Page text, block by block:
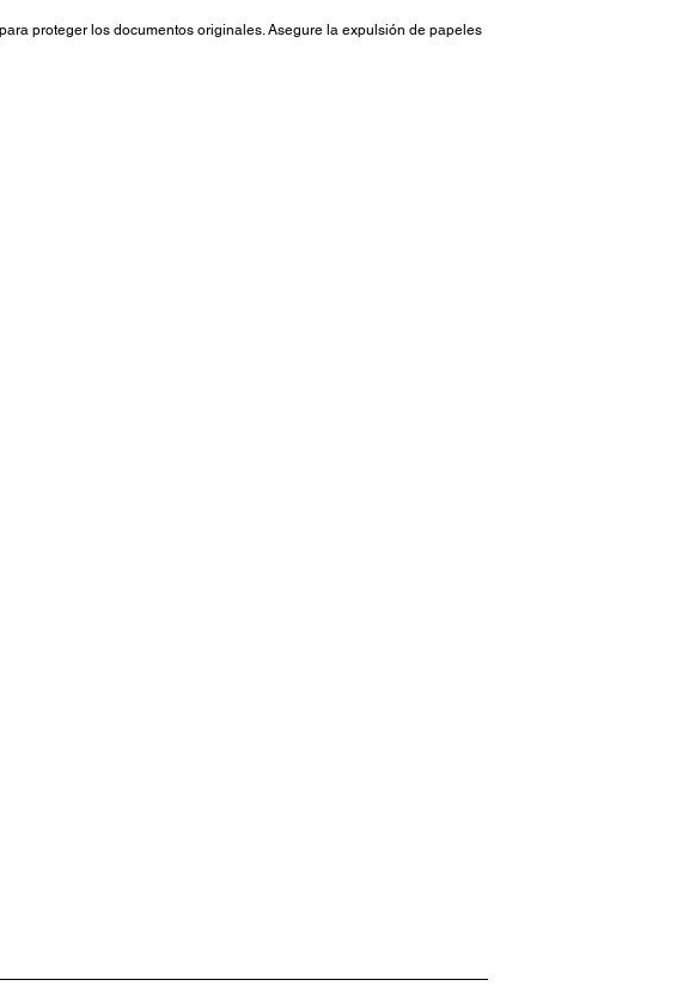
proteger los documentos originales. Asegure la expulsión de papeles